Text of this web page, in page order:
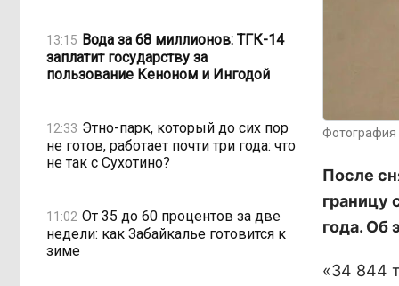
13:15 Вода за 68 миллионов: ТГК-14
заплатит государству за
пользование Кеноном и Ингодой
12:33 Этно-парк, который до сих пор
не готов, работает почти три года: что
не так с Сухотино?
11:02 От 35 до 60 процентов за две
недели: как Забайкалье готовится к
зиме
Фотография
После
границу
года. Об
«34 844